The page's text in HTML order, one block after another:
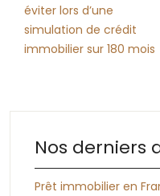
éviter lors d’une
simulation de crédit
immobilier sur 180 mois
Nos derniers
Prêt immobilier en